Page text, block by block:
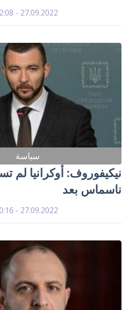
27.09.2022 - 12:08
سياسة
نيكيفوروف: أوكرانيا لم
ناسماس بعد
27.09.2022 - 10:16